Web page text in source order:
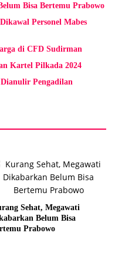
Bisa Bertemu Prabowo
Personel Mabes
di CFD Sudirman
Kartel Pilkada 2024
Pengadilan
Sehat, Megawati
Belum Bisa
Prabowo